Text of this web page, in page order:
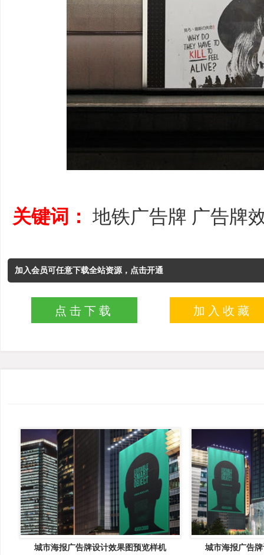
关键词： 地铁广告牌 广告牌
加入会员可任意下载全站资源，点击开通
点击下载 加入收藏
城市海报广告牌设计效果图预览样机 城市海报广告